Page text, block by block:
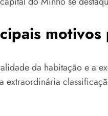
motivos
da habitação e a
extraordinária